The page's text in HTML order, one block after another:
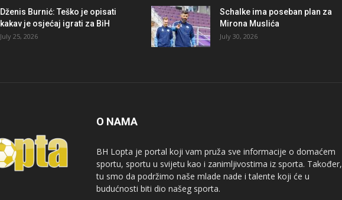
Dženis Burnić: Teško je opisati
kakav je osjećaj igrati za BiH
July 25, 2026
Schalke ima poseban plan za
Mirona Muslića
July 30, 2026
O NAMA
BH Lopta je portal koji vam pruža sve informacije o domaćem
sportu, sportu u svijetu kao i zanimljivostima iz sporta. Također,
tu smo da podržimo naše mlade nade i talente koji će u
budućnosti biti dio našeg sporta.